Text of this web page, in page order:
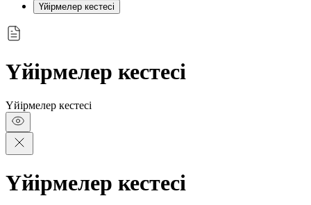
Үйірмелер кестесі
Үйірмелер кестесі
Үйірмелер кестесі
Үйірмелер кестесі